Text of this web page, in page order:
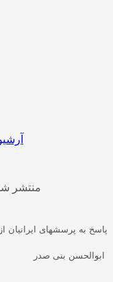
منتشر شده در
پاسخ به پرسشهای ایرانیان از
ابوالحسن بنی صدر